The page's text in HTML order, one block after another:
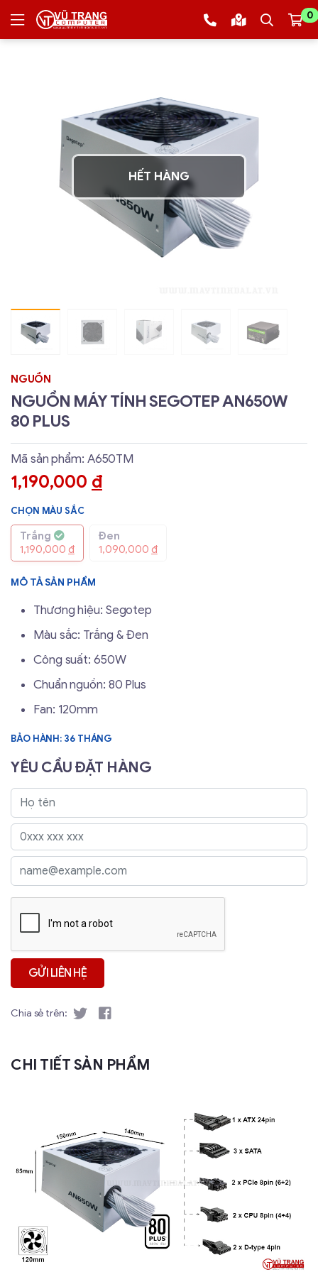
0
HẾT HÀNG
NGUỒN
NGUỒN MÁY TÍNH SEGOTEP AN650W
80 PLUS
Mã sản phẩm: A650TM
1,190,000 đ
CHỌN MÀU SẮC
Trắng
1,190,000 đ
Đen
1,090,000 đ
MÔ TẢ SẢN PHẨM
Thương hiệu: Segotep
Màu sắc: Trắng & Đen
Công suất: 650W
Chuẩn nguồn: 80 Plus
Fan: 120mm
BẢO HÀNH: 36 THÁNG
YÊU CẦU ĐẶT HÀNG
Chia sẻ trên:
CHI TIẾT SẢN PHẨM